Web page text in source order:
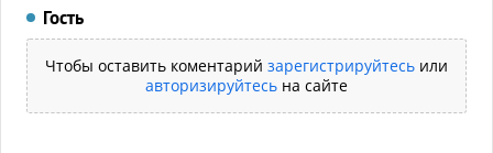
Гость
Чтобы оставить коментарий зарегистрируйтесь или
авторизируйтесь на сайте